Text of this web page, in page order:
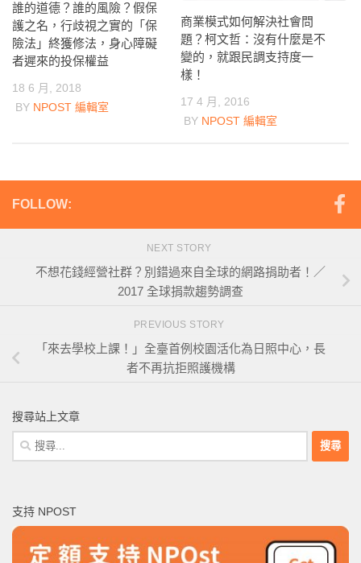
誰的道德？誰的風險？假保
護之名，行歧視之實的「保
險法」終獲修法，身心障礙
者遲來的投保權益
18 6 月, 2018
BY NPOST 編輯室
商業模式如何解決社會問
題？柯文哲：沒有什麼是不
變的，就跟民調支持度一
樣！
17 4 月, 2016
BY NPOST 編輯室
FOLLOW:
NEXT STORY
不想花錢經營社群？別錯過來自全球的網路捐助者！／
2017 全球捐款趨勢調查
PREVIOUS STORY
「來去學校上課！」全臺首例校園活化為日照中心，長
者不再抗拒照護機構
搜尋站上文章
搜
尋
字:
支持 NPOST